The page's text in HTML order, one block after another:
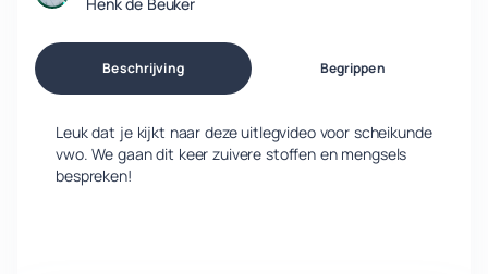
Beschrijving Begrippen
Leuk dat je kijkt naar deze uitlegvideo voor scheikunde
vwo. We gaan dit keer zuivere stoffen en mengsels
bespreken!